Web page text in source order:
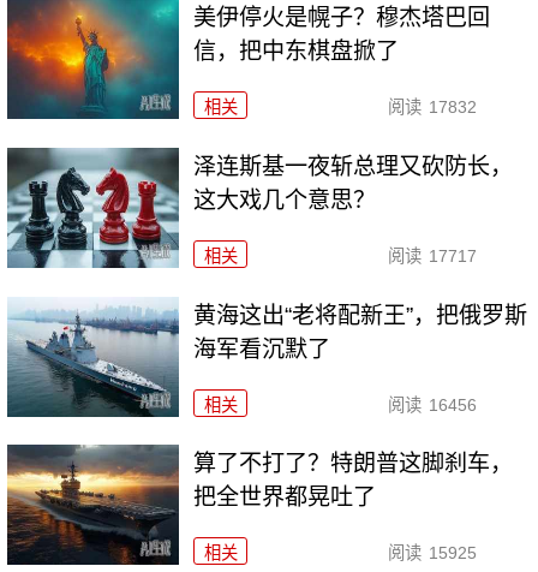
美伊停火是幌子？穆杰塔巴回
信，把中东棋盘掀了
相关 阅读 17832
泽连斯基一夜斩总理又砍防长，
这大戏几个意思？
相关 阅读 17717
黄海这出“老将配新王”，把俄罗斯
海军看沉默了
相关 阅读 16456
算了不打了？特朗普这脚刹车，
把全世界都晃吐了
相关 阅读 15925